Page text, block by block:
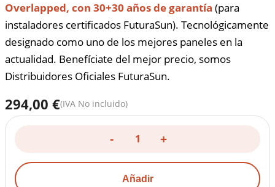
Overlapped, con 30+30 años de garantía (para
instaladores certificados FuturaSun). Tecnológicamente
designado como uno de los mejores paneles en la
actualidad. Benefíciate del mejor precio, somos
Distribuidores Oficiales FuturaSun.
294,00 €(IVA No incluido)
- +
Añadir